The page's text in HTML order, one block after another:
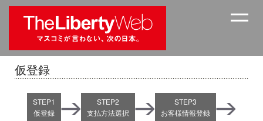
仮登録
STEP1
仮登録
STEP2
支払方法選択
STEP3
お客様情報登録